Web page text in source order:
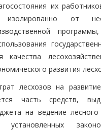
их
изолированно от
качества
развития
лесхозов на
часть средств,
на ведение лесного